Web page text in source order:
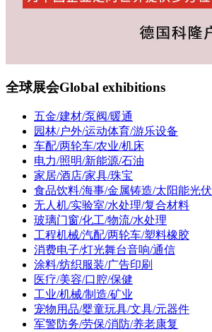
全球展会Global exhibitions
五金/建材/泵阀/暖通
园林/户外/运动体育/游乐设备
车配/两轮车/农业/机床
电力/照明/新能源/石油
家居/酒店/家具/珠宝
食品饮料/海事/金属铸造/太阳能光伏
无人机/实验室/水处理/复合材料
玻璃门窗/化工/物流/水处理
工程机械/汽配/两轮车/塑料橡胶
消费电子/灯光舞台音响/通信
涂料/纺织服装/广告印刷
医疗/美容/口腔/保健
工业/机械/制造/矿业
宠物用品/婴童玩具/文具/元器件
军警防务/劳保/消防/养老康复